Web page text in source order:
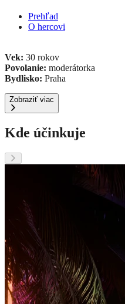
Prehľad
O hercovi
Vek: 30 rokov
Povolanie: moderátorka
Bydlisko: Praha
Zobraziť viac
Kde účinkuje